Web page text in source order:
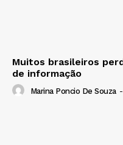
Muitos brasileiros
de informação
Marina Poncio De Souza -